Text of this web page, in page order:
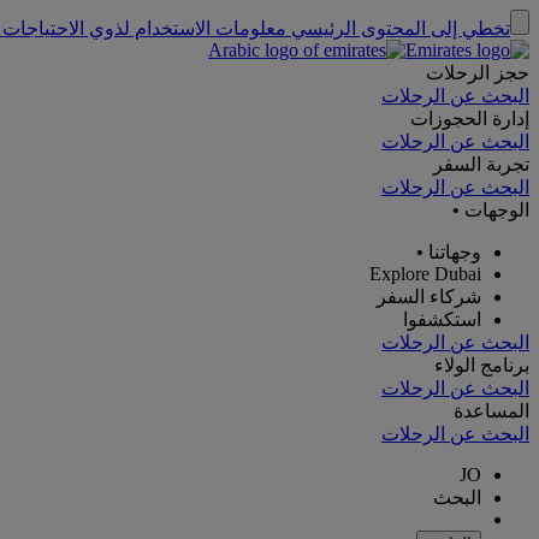
تخطي إلى المحتوى الرئيسي معلومات الاستخدام لذوي
حجز الرحلات
البحث عن الرحلات
إدارة الحجوزات
البحث عن الرحلات
تجربة السفر
البحث عن الرحلات
الوجهات •
وجهاتنا •
Explore Dubai
شركاء السفر
استكشفوا
البحث عن الرحلات
برنامج الولاء
البحث عن الرحلات
المساعدة
البحث عن الرحلات
JO
البحث